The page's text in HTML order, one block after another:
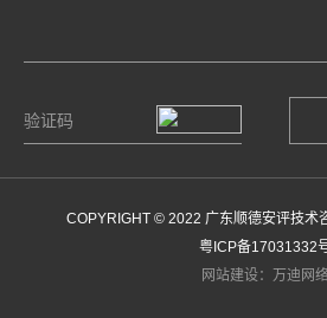
COPYRIGHT © 2022 广东顺德安评技术
粤ICP备17031332
网站建设：万迪网